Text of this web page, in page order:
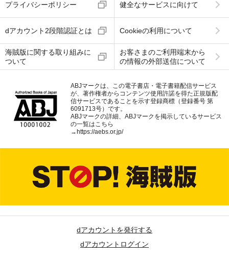
プライバシーポリシー 健全なサービスに向けて
dアカウント2段階認証とは Cookieの利用について
海賊版に関する取り組みに
ついて
お客さまのご利用端末から
の情報の外部送信について
ABJマークは、この電子書店・電子書籍配信サービス
が、著作権者からコンテンツ使用許諾を得た正規版配
信サービスであることを示す登録商標（登録番号 第
6091713号）です。
ABJマークの詳細、ABJマークを掲示しているサービス
の一覧はこちら
→ https://aebs.or.jp/
dアカウントを発行する
dアカウントログイン